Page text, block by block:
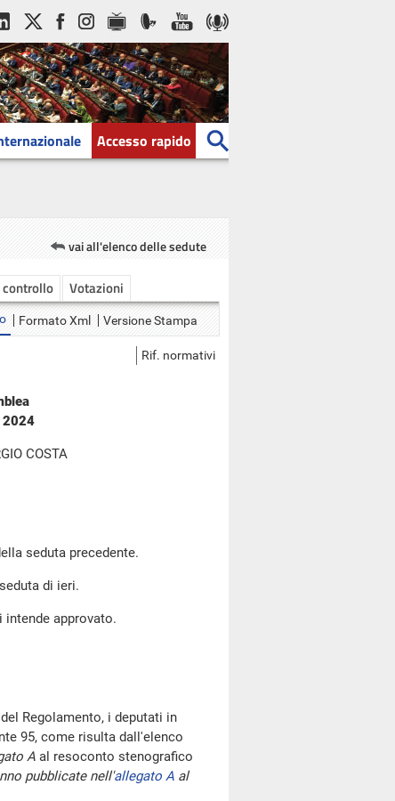
Accesso rapido
vai all'elenco delle sedute
Votazioni
Formato Xml Versione Stampa
Rif. normativi
2024
COSTA
seduta precedente.
di ieri.
intende approvato.
Regolamento, i deputati in
95, come risulta dall'elenco
A al resoconto stenografico
pubblicate nell'allegato A al